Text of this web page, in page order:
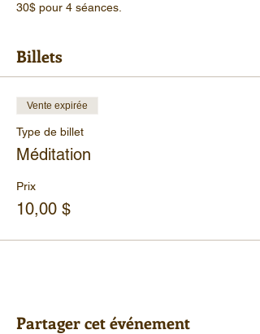
30$ pour 4 séances.
Billets
Vente expirée
Type de billet
Méditation
Prix
10,00 $
Partager cet événement